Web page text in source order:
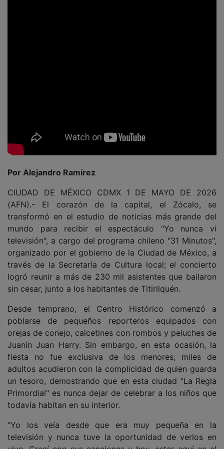
Por Alejandro Ramírez
CIUDAD DE MÉXICO CDMX 1 DE MAYO DE 2026
(AFN).- El corazón de la capital, el Zócalo, se
transformó en el estudio de noticias más grande del
mundo para recibir el espectáculo "Yo nunca vi
televisión", a cargo del programa chileno "31 Minutos",
organizado por el gobierno de la Ciudad de México, a
través de la Secretaría de Cultura local; el concierto
logró reunir a más de 230 mil asistentes que bailaron
sin cesar, junto a los habitantes de Titirilquén.
Desde temprano, el Centro Histórico comenzó a
poblarse de pequeños reporteros equipados con
orejas de conejo, calcetines con rombos y peluches de
Juanín Juan Harry. Sin embargo, en esta ocasión, la
fiesta no fue exclusiva de los menores; miles de
adultos acudieron con la complicidad de quien guarda
un tesoro, demostrando que en esta ciudad “La Regla
Primordial" es nunca dejar de celebrar a los niños que
todavía habitan en su interior.
“Yo los veía desde que era muy pequeña en la
televisión y nunca tuve la oportunidad de verlos en